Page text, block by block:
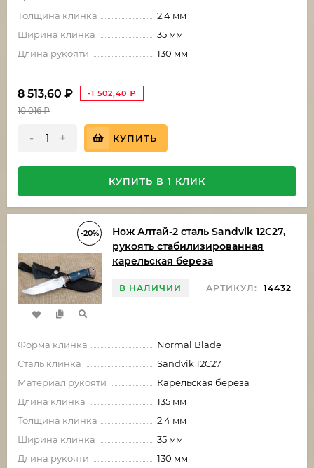
Толщина клинка
2.4 мм
Ширина клинка
35 мм
Длина рукояти
130 мм
8 513,60 ₽ -1 502,40 ₽
10 016₽
- + КУПИТЬ
КУПИТЬ В 1 КЛИК
-20%
Нож Алтай-2 сталь Sandvik 12C27,
рукоять стабилизированная
карельская береза
В НАЛИЧИИ АРТИКУЛ: 14432
Форма клинка
Normal Blade
Сталь клинка
Sandvik 12C27
Материал рукояти
Карельская береза
Длина клинка
135 мм
Толщина клинка
2.4 мм
Ширина клинка
35 мм
Длина рукояти
130 мм